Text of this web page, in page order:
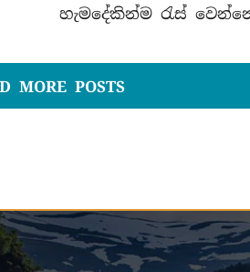
හැමදේකින්ම රැස්
MORE POSTS